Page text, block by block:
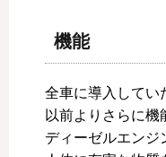
機能
全車に導入してい
以前よりさらに機
ディーゼルエンジ